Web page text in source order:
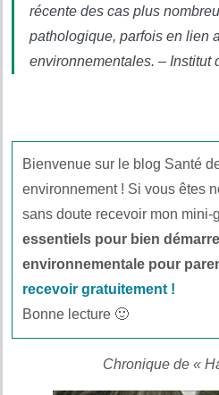
récente des cas plus
pathologique, parfois en lien
environnementales. – Institut
Bienvenue sur le blog Santé
environnement ! Si vous êtes
sans doute recevoir mon mini-
essentiels pour bien
environnementale pour
recevoir gratuitement !
Bonne lecture 🙂
Chronique de «